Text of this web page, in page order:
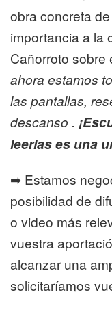
obra concreta
importancia a la
Cañorroto sobre
ahora estamos
las pantallas,
descanso .
leerlas es una
➡ Estamos
posibilidad de
o video más
vuestra
alcanzar una
solicitaríamos